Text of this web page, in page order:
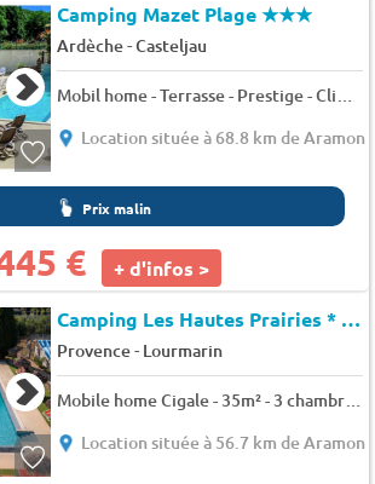
Camping Mazet Plage★★★
Ardèche-Casteljau
Mobil home - Terrasse - Prestige - Clim - TV 6 pers.
Location située à 68.8 km de Aramon
Prix malin
€ + d'infos >
Camping Les Hautes Prairies * - Maeva Camping
Provence- Lourmarin
Mobile home Cigale - 35m² - 3 chambres (5 adultes & 1 enfant de max 12 ans) 6 pers.
Location située à 56.7 km de Aramon